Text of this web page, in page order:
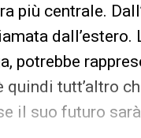
più centrale.
dall’estero.
potrebbe
quindi tutt’altro
il suo futuro